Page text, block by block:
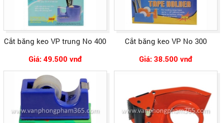
Cắt băng keo VP trung No 400
Giá: 49.500 vnđ
Cắt băng keo VP No 300
Giá: 38.500 vnđ